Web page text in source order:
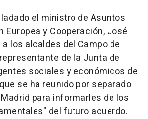
el ministro de Asuntos
Europea y Cooperación, José
los alcaldes del Campo de
de la Junta de
sociales y económicos de
se ha reunido por separado
para informarles de los
del futuro acuerdo.